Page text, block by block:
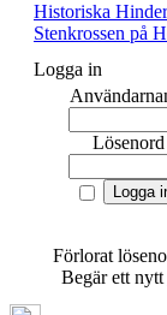
Historiska
Stenkrossen på
Logga in
Lösenord
Förlorat
Begär ett nytt